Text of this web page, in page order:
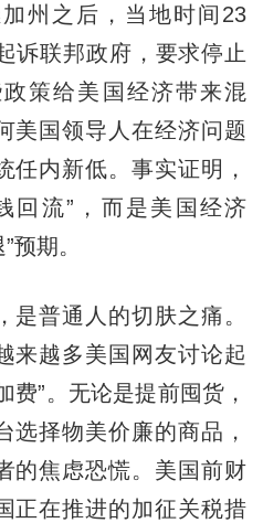
州之后，当地时间23
诉联邦政府，要求停止
策给美国经济带来混
美国领导人在经济问题
任内新低。事实证明，
回流”，而是美国经济
预期。
普通人的切肤之痛。
来越多美国网友讨论起
费”。无论是提前囤货，
选择物美价廉的商品，
的焦虑恐慌。美国前财
正在推进的加征关税措